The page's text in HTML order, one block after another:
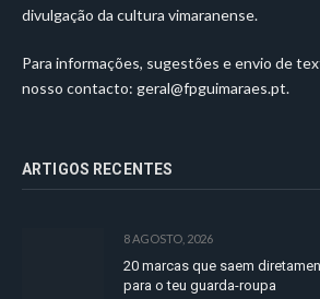
divulgação da cultura vimaranense.
Para informações, sugestões e envio de
nosso contacto: geral@fpguimaraes.pt.
ARTIGOS RECENTES
8 AGOSTO, 2026
20 marcas que saem
para o teu guarda-roupa